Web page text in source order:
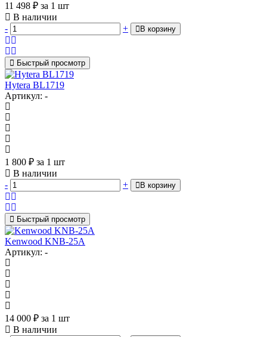
11 498 ₽ за 1 шт
В наличии
-
+ В корзину
Быстрый просмотр
Hytera BL1719
Артикул: -
1 800 ₽ за 1 шт
В наличии
-
+ В корзину
Быстрый просмотр
Kenwood KNB-25A
Артикул: -
14 000 ₽ за 1 шт
В наличии